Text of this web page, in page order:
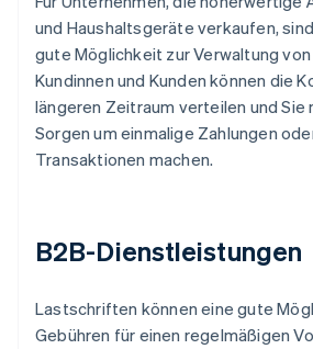
und Haushaltsgeräte verkaufen,
gute Möglichkeit zur Verwaltung
Kundinnen und Kunden können die
längeren Zeitraum verteilen und Sie
Sorgen um einmalige Zahlungen
Transaktionen machen.
B2B-Dienstleistungen
Lastschriften können eine gute
Gebühren für einen regelmäßigen